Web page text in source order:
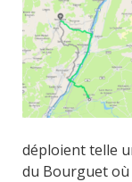
déploient telle
du Bourguet